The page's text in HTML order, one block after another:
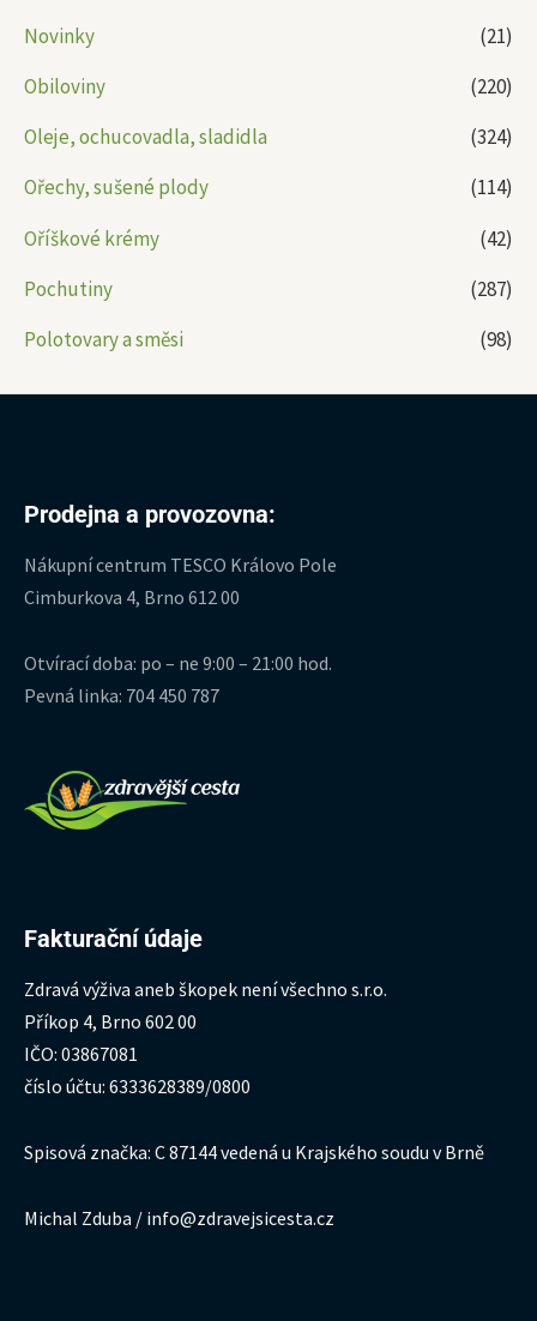
Novinky
(21)
Obiloviny
(220)
Oleje, ochucovadla, sladidla
(324)
Ořechy, sušené plody
(114)
Oříškové krémy
(42)
Pochutiny
(287)
Polotovary a směsi
(98)
Prodejna a provozovna:
Nákupní centrum TESCO Královo Pole
Cimburkova 4, Brno 612 00
Otvírací doba: po – ne 9:00 – 21:00 hod.
Pevná linka: 704 450 787
Fakturační údaje
Zdravá výživa aneb škopek není všechno s.r.o.
Příkop 4, Brno 602 00
IČO: 03867081
číslo účtu: 6333628389/0800
Spisová značka: C 87144 vedená u Krajského soudu v Brně
Michal Zduba / info@zdravejsicesta.cz